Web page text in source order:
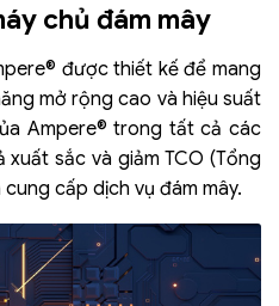
chủ đám mây
được thiết kế để mang
mở rộng cao và hiệu suất
Ampere® trong tất cả các
sắc và giảm TCO (Tổng
cấp dịch vụ đám mây.